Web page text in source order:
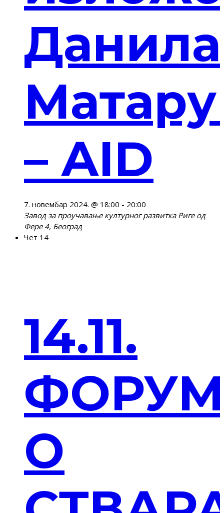
Данила
– AID
7. новембар 2024. @ 18:00 - 20:00
Завод за проучавање културног развитка Риге од
Фере 4, Београд
Чет 14
14.11.
ФОРУМ
О